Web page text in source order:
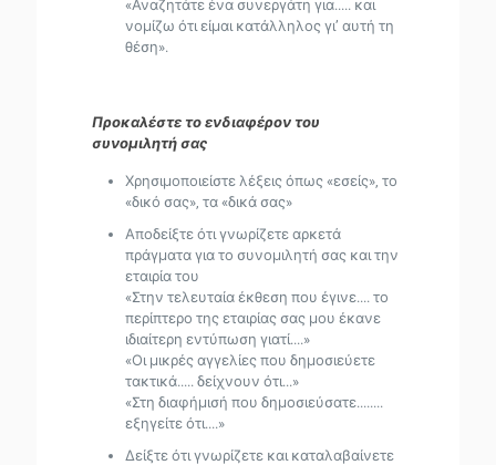
«Αναζητάτε ένα συνεργάτη για..... και
νομίζω ότι είμαι κατάλληλος γι’ αυτή τη
θέση».
Προκαλέστε το ενδιαφέρον του
συνομιλητή σας
Χρησιμοποιείστε λέξεις όπως «εσείς», το
«δικό σας», τα «δικά σας»
Αποδείξτε ότι γνωρίζετε αρκετά
πράγματα για το συνομιλητή σας και την
εταιρία του
«Στην τελευταία έκθεση που έγινε.... το
περίπτερο της εταιρίας σας μου έκανε
ιδιαίτερη εντύπωση γιατί....»
«Οι μικρές αγγελίες που δημοσιεύετε
τακτικά..... δείχνουν ότι...»
«Στη διαφήμισή που δημοσιεύσατε........
εξηγείτε ότι....»
Δείξτε ότι γνωρίζετε και καταλαβαίνετε